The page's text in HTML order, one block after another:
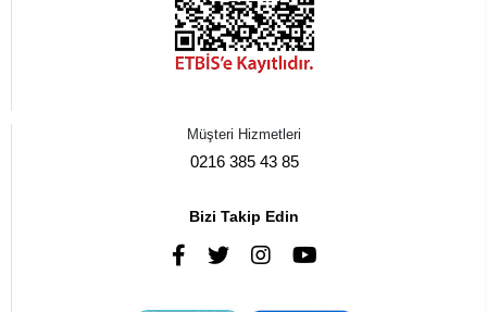
Müşteri Hizmetleri
0216 385 43 85
Bizi Takip Edin